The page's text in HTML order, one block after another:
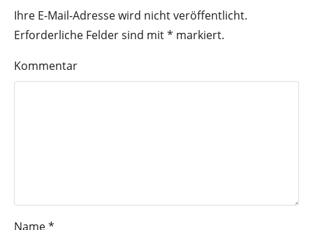
Ihre E-Mail-Adresse wird nicht veröffentlicht.
Erforderliche Felder sind mit* markiert.
Kommentar
Name*